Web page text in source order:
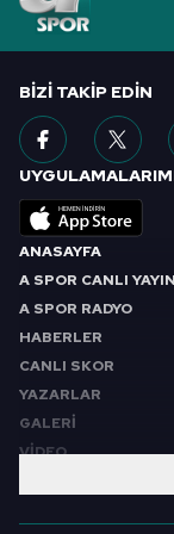
vasıtasıyla
için Ayarlar
6698 sayılı
hazırlanmış
ilgili mevzuata
almak için lütfen
ANASAYFA
A SPOR CANLI YAYIN
A SPOR RADYO
HABERLER
CANLI SKOR
YAZARLAR
GALERİ
VİDEO
BIZI TAKIP EDIN